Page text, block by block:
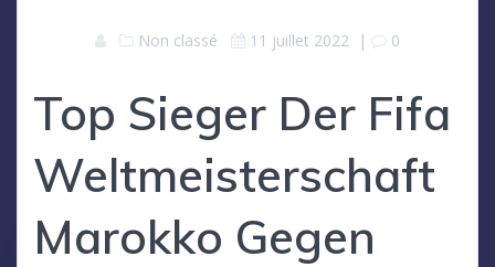
Non classé 11 juillet 2022 | 0
Top Sieger Der Fifa
Weltmeisterschaft
Marokko Gegen